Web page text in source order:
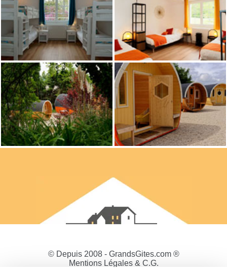
© Depuis 2008 - GrandsGites.com ®
Mentions Légales & C.G.